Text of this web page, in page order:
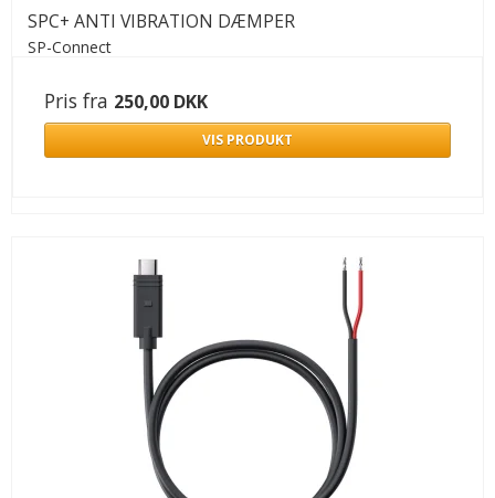
SPC+ ANTI VIBRATION DÆMPER
SP-Connect
Pris fra 250,00 DKK
VIS PRODUKT